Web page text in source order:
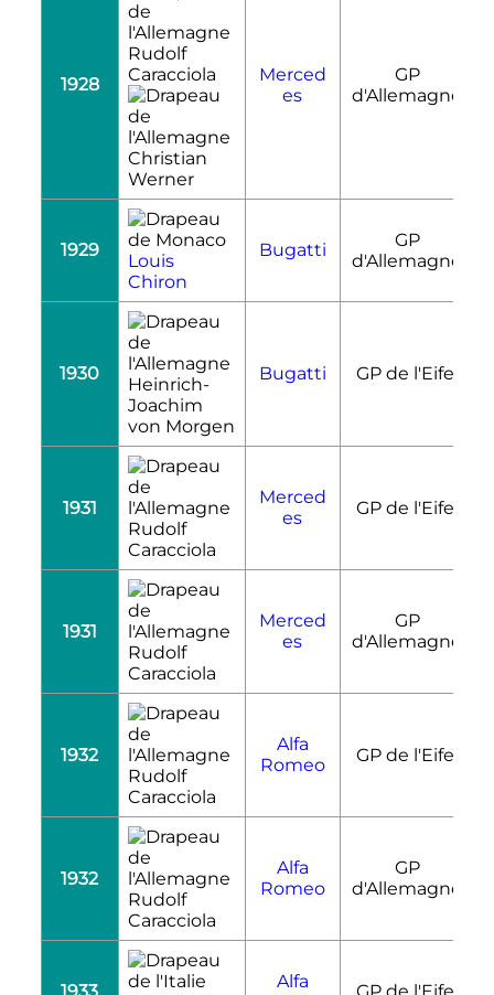
1928
Rudolf
Caracciola
Christian
Werner
Merced
es
GP
d'Allemagne
1929
Louis
Chiron
Bugatti
GP
d'Allemagne
1930
Heinrich-
Joachim
von Morgen
Bugatti GP de l'Eifel
1931
Rudolf
Caracciola
Merced
es
GP de l'Eifel
1931
Rudolf
Caracciola
Merced
es
GP
d'Allemagne
1932
Rudolf
Caracciola
Alfa
Romeo
GP de l'Eifel
1932
Rudolf
Caracciola
Alfa
Romeo
GP
d'Allemagne
Alfa